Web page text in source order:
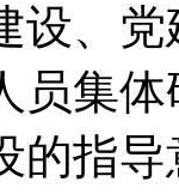
设、
员集
的指